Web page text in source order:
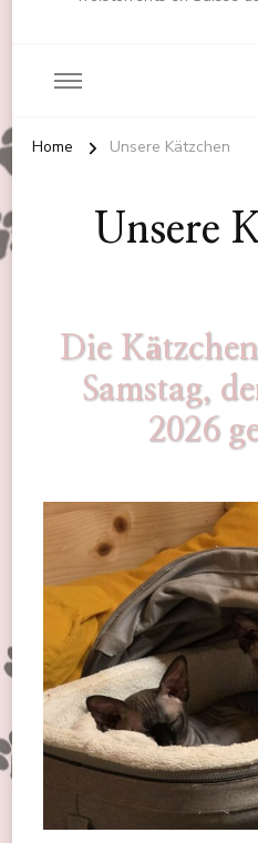
Home Unsere Kätzchen
Unsere
Die
Samstag,
2026